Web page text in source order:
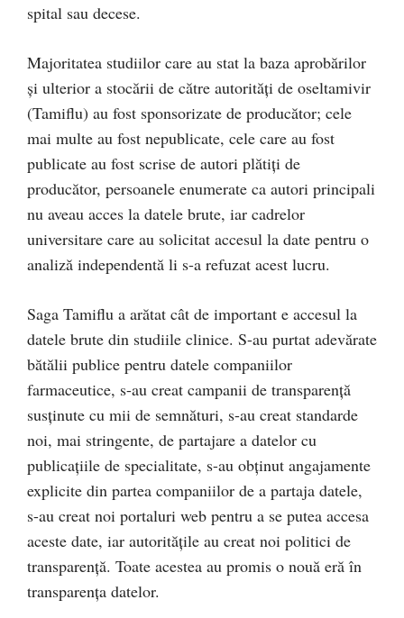
spital sau decese.
Majoritatea studiilor care au stat la baza aprobărilor
și ulterior a stocării de către autorități de oseltamivir
(Tamiflu) au fost sponsorizate de producător; cele
mai multe au fost nepublicate, cele care au fost
publicate au fost scrise de autori plătiți de
producător, persoanele enumerate ca autori principali
nu aveau acces la datele brute, iar cadrelor
universitare care au solicitat accesul la date pentru o
analiză independentă li s-a refuzat acest lucru.
Saga Tamiflu a arătat cât de important e accesul la
datele brute din studiile clinice. S-au purtat adevărate
bătălii publice pentru datele companiilor
farmaceutice, s-au creat campanii de transparență
susținute cu mii de semnături, s-au creat standarde
noi, mai stringente, de partajare a datelor cu
publicațiile de specialitate, s-au obținut angajamente
explicite din partea companiilor de a partaja datele,
s-au creat noi portaluri web pentru a se putea accesa
aceste date, iar autoritățile au creat noi politici de
transparență. Toate acestea au promis o nouă eră în
transparența datelor.